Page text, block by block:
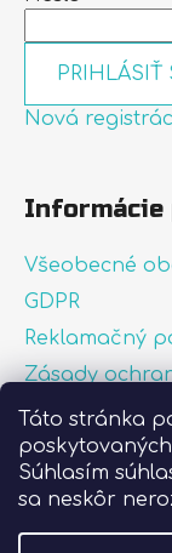
Táto stránka
Súhlasím
sa neskôr
PRIHLÁSIŤ
Nová
Informácie
Všeobecné
GDPR
Reklamačný
Zásady
Zásady
O nás
FAQ